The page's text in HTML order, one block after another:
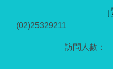
(02)25329211